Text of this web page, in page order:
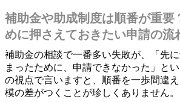
補助金や助成制度は順番が重要
めに押さえておきたい申請の流
補助金の相談で一番多い失敗が、「先
まったために、申請できなかった」と
の視点で言いますと、順番を一歩間違
模の差がつくことが珍しくありません。